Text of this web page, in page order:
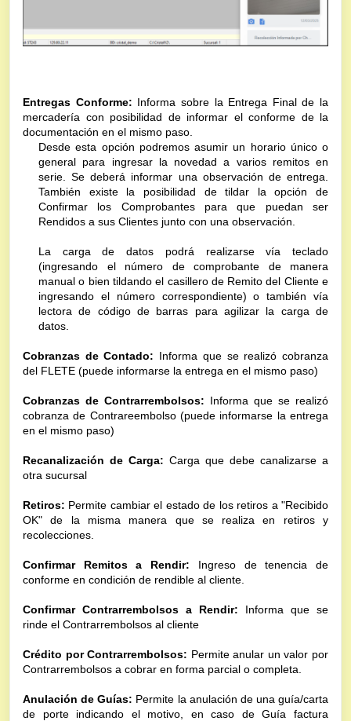
Entregas Conforme: Informa sobre la Entrega Final de la
mercadería con posibilidad de informar el conforme de la
documentación en el mismo paso.
Desde esta opción podremos asumir un horario único o
general para ingresar la novedad a varios remitos en
serie. Se deberá informar una observación de entrega.
También existe la posibilidad de tildar la opción de
Confirmar los Comprobantes para que puedan ser
Rendidos a sus Clientes junto con una observación.
La carga de datos podrá realizarse vía teclado
(ingresando el número de comprobante de manera
manual o bien tildando el casillero de Remito del Cliente e
ingresando el número correspondiente) o también vía
lectora de código de barras para agilizar la carga de
datos.
Cobranzas de Contado: Informa que se realizó cobranza
del FLETE (puede informarse la entrega en el mismo paso)
Cobranzas de Contrarrembolsos: Informa que se realizó
cobranza de Contrareembolso (puede informarse la entrega
en el mismo paso)
Recanalización de Carga: Carga que debe canalizarse a
otra sucursal
Retiros: Permite cambiar el estado de los retiros a "Recibido
OK" de la misma manera que se realiza en retiros y
recolecciones.
Confirmar Remitos a Rendir: Ingreso de tenencia de
conforme en condición de rendible al cliente.
Confirmar Contrarrembolsos a Rendir: Informa que se
rinde el Contrarrembolsos al cliente
Crédito por Contrarrembolsos: Permite anular un valor por
Contrarrembolsos a cobrar en forma parcial o completa.
Anulación de Guías: Permite la anulación de una guía/carta
de porte indicando el motivo, en caso de Guía factura